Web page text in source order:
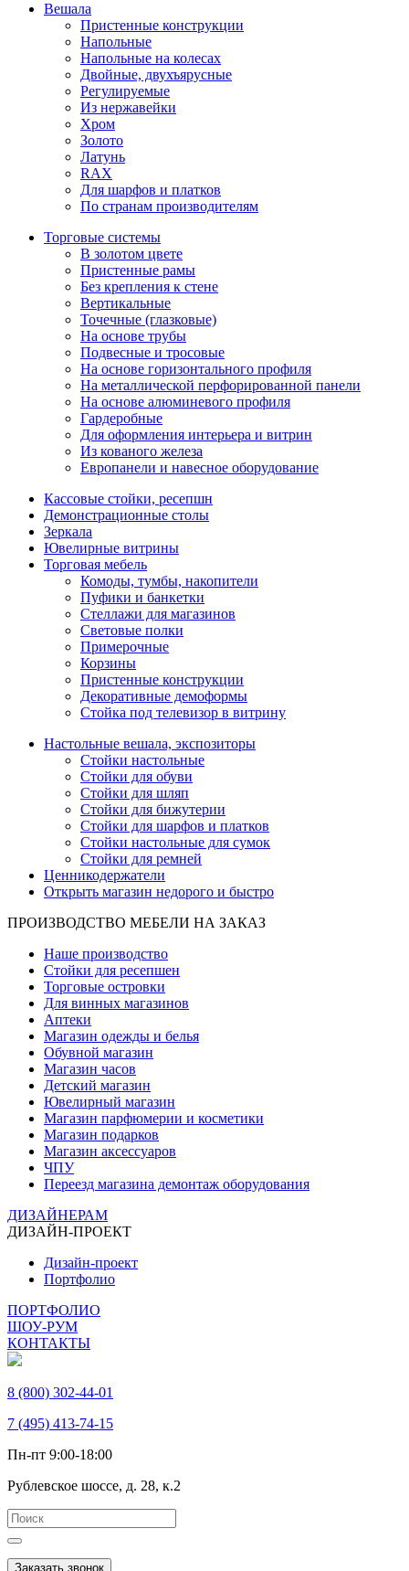
Вешала
Пристенные конструкции
Напольные
Напольные на колесах
Двойные, двухъярусные
Регулируемые
Из нержавейки
Хром
Золото
Латунь
RAX
Для шарфов и платков
По странам производителям
Торговые системы
В золотом цвете
Пристенные рамы
Без крепления к стене
Вертикальные
Точечные (глазковые)
На основе трубы
Подвесные и тросовые
На основе горизонтального профиля
На металлической перфорированной панели
На основе алюминевого профиля
Гардеробные
Для оформления интерьера и витрин
Из кованого железа
Европанели и навесное оборудование
Кассовые стойки, ресепшн
Демонстрационные столы
Зеркала
Ювелирные витрины
Торговая мебель
Комоды, тумбы, накопители
Пуфики и банкетки
Стеллажи для магазинов
Световые полки
Примерочные
Корзины
Пристенные конструкции
Декоративные демоформы
Стойка под телевизор в витрину
Настольные вешала, экспозиторы
Стойки настольные
Стойки для обуви
Стойки для шляп
Стойки для бижутерии
Стойки для шарфов и платков
Стойки настольные для сумок
Стойки для ремней
Ценникодержатели
Открыть магазин недорого и быстро
ПРОИЗВОДСТВО МЕБЕЛИ НА ЗАКАЗ
Наше производство
Стойки для ресепшен
Торговые островки
Для винных магазинов
Аптеки
Магазин одежды и белья
Обувной магазин
Магазин часов
Детский магазин
Ювелирный магазин
Магазин парфюмерии и косметики
Магазин подарков
Магазин аксессуаров
ЧПУ
Переезд магазина демонтаж оборудования
ДИЗАЙНЕРАМ
ДИЗАЙН-ПРОЕКТ
Дизайн-проект
Портфолио
ПОРТФОЛИО
ШОУ-РУМ
КОНТАКТЫ
8 (800) 302-44-01
7 (495) 413-74-15
Пн-пт 9:00-18:00
Рублевское шоссе, д. 28, к.2
Заказать звонок